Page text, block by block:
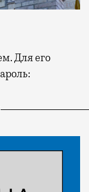
Для его